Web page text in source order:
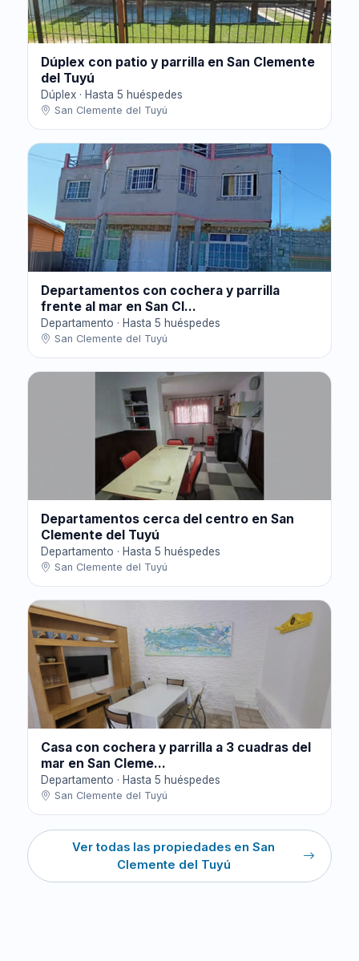
Dúplex con patio y parrilla en San Clemente
del Tuyú
Dúplex · Hasta 5 huéspedes
San Clemente del Tuyú
Departamentos con cochera y parrilla
frente al mar en San Cl...
Departamento · Hasta 5 huéspedes
San Clemente del Tuyú
Departamentos cerca del centro en San
Clemente del Tuyú
Departamento · Hasta 5 huéspedes
San Clemente del Tuyú
Casa con cochera y parrilla a 3 cuadras del
mar en San Cleme...
Departamento · Hasta 5 huéspedes
San Clemente del Tuyú
Ver todas las propiedades en San
Clemente del Tuyú